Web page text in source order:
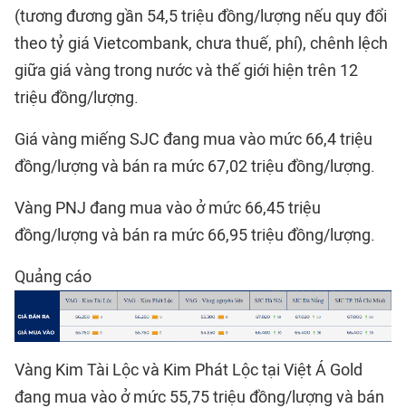
(tương đương gần 54,5 triệu đồng/lượng nếu quy đổi
theo tỷ giá Vietcombank, chưa thuế, phí), chênh lệch
giữa giá vàng trong nước và thế giới hiện trên 12
triệu đồng/lượng.
Giá vàng miếng SJC đang mua vào mức 66,4 triệu
đồng/lượng và bán ra mức 67,02 triệu đồng/lượng.
Vàng PNJ đang mua vào ở mức 66,45 triệu
đồng/lượng và bán ra mức 66,95 triệu đồng/lượng.
Quảng cáo
Vàng Kim Tài Lộc và Kim Phát Lộc tại Việt Á Gold
đang mua vào ở mức 55,75 triệu đồng/lượng và bán